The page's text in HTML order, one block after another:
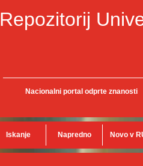
Repozitorij
Nacionalni portal odprte znanosti
Iskanje Napredno Novo v